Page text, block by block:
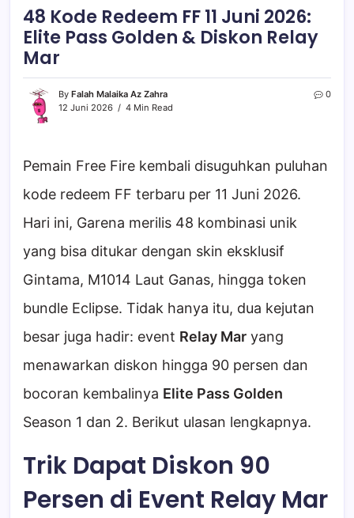
48 Kode Redeem FF 11 Juni 2026:
Elite Pass Golden & Diskon Relay
Mar
By Falah Malaika Az Zahra
12 Juni 2026
4 Min Read
0
Pemain Free Fire kembali disuguhkan puluhan
kode redeem FF terbaru per 11 Juni 2026.
Hari ini, Garena merilis 48 kombinasi unik
yang bisa ditukar dengan skin eksklusif
Gintama, M1014 Laut Ganas, hingga token
bundle Eclipse. Tidak hanya itu, dua kejutan
besar juga hadir: event Relay Mar yang
menawarkan diskon hingga 90 persen dan
bocoran kembalinya Elite Pass Golden
Season 1 dan 2. Berikut ulasan lengkapnya.
Trik Dapat Diskon 90
Persen di Event Relay Mar